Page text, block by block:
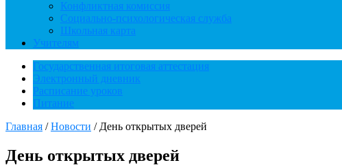
Конфликтная комиссия
Социально-психологическая служба
Школьная карта
Учителям
Государственная итоговая аттестация
Электронный дневник
Расписание уроков
Питание
Главная /Новости / День открытых дверей
День открытых дверей